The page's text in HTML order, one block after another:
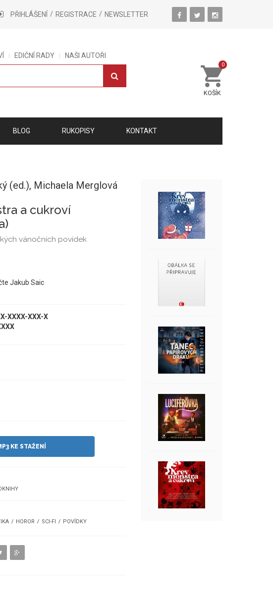
PŘIHLÁŠENÍ REGISTRACE NEWSLETTER
EDIČNÍ RADY NAŠI AUTOŘI
KOŠÍK
0
BLOG RUKOPISY KONTAKT
(ed.), Michaela Merglová
a cukroví
vánočních povídek
Jakub Saic
XXXX-XXX-X
KE STAŽENÍ
HOROR SCI-FI POVÍDKY